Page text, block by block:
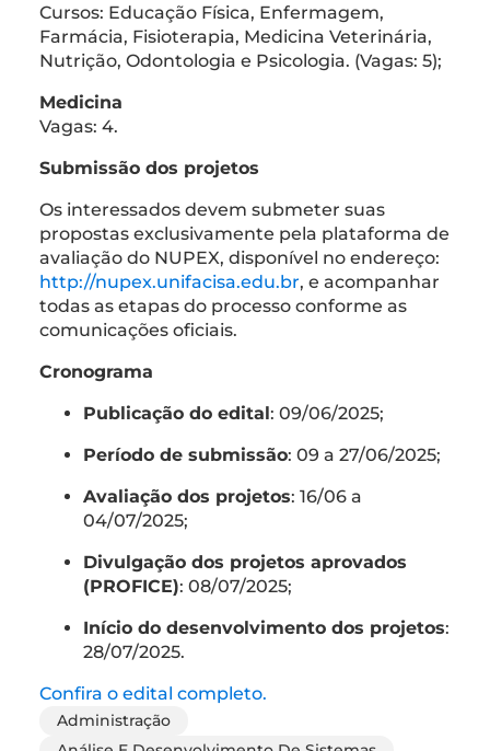
Cursos: Educação Física, Enfermagem,
Farmácia, Fisioterapia, Medicina Veterinária,
Nutrição, Odontologia e Psicologia. (Vagas: 5);
Medicina
Vagas: 4.
Submissão dos projetos
Os interessados devem submeter suas
propostas exclusivamente pela plataforma de
avaliação do NUPEX, disponível no endereço:
http://nupex.unifacisa.edu.br, e acompanhar
todas as etapas do processo conforme as
comunicações oficiais.
Cronograma
Publicação do edital: 09/06/2025;
Período de submissão: 09 a 27/06/2025;
Avaliação dos projetos: 16/06 a
04/07/2025;
Divulgação dos projetos aprovados
(PROFICE): 08/07/2025;
Início do desenvolvimento dos projetos:
28/07/2025.
Confira o edital completo.
Administração